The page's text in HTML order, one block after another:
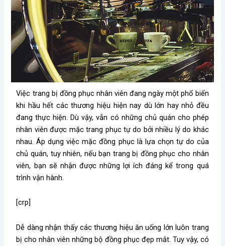
Việc trang bị đồng phục nhân viên đang ngày một phổ biến
khi hầu hết các thương hiệu hiện nay dù lớn hay nhỏ đều
đang thực hiện. Dù vậy, vẫn có những chủ quán cho phép
nhân viên được mặc trang phục tự do bởi nhiều lý do khác
nhau. Áp dụng việc mặc đồng phục là lựa chọn tự do của
chủ quán, tuy nhiên, nếu bạn trang bị đồng phục cho nhân
viên, bạn sẽ nhận được những lợi ích đáng kể trong quá
trình vận hành.
[crp]
Dễ dàng nhận thấy các thương hiệu ăn uống lớn luôn trang
bị cho nhân viên những bộ đồng phục đẹp mắt. Tuy vậy, có